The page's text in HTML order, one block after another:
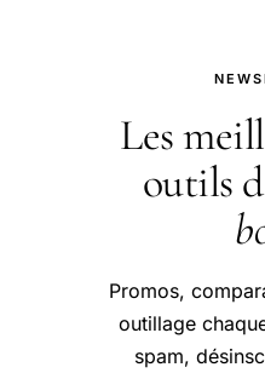
Les
outils
Promos,
outillage
spam,